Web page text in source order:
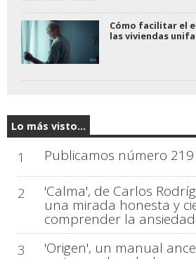
Cómo facilitar el
las viviendas
Lo más visto...
1 Publicamos número
2 'Calma', de Carlos
una mirada honesta y
comprender la ansiedad
3
'Origen', un manual